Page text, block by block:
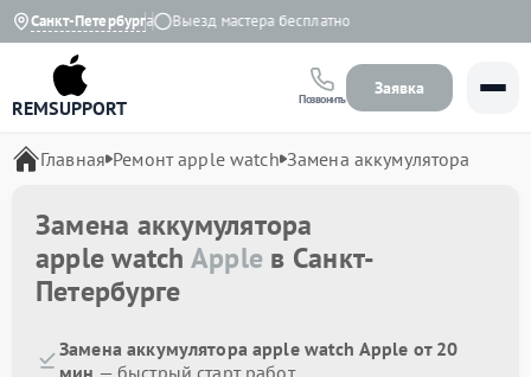
Санкт-Петербург
Гарантия до 1 года Выезд мастера бесплатно
REMSUPPORT Позвонить
Заявка
Главная Ремонт apple watch Замена аккумулятора
Замена аккумулятора
apple watch Apple в Санкт-
Петербурге
Замена аккумулятора apple watch Apple от 20
мин — быстрый старт работ